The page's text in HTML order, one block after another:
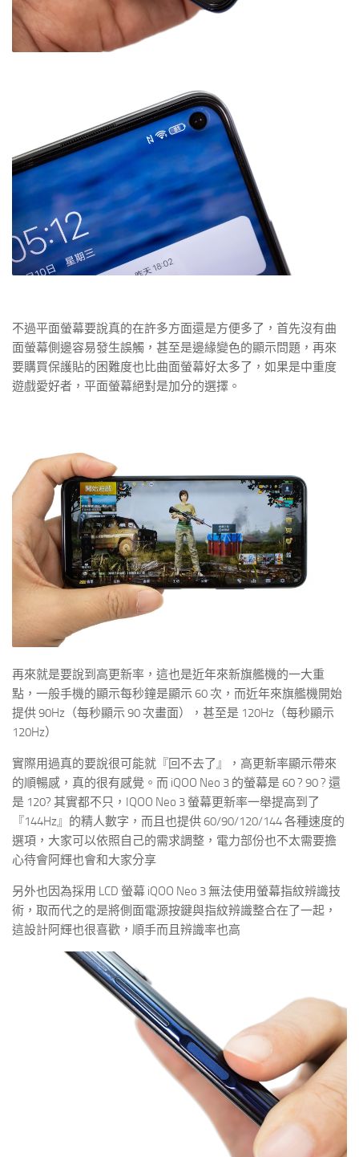
不過平面螢幕要說真的在許多方面還是方便多了，首先沒有曲
面螢幕側邊容易發生誤觸，甚至是邊緣變色的顯示問題，再來
要購買保護貼的困難度也比曲面螢幕好太多了，如果是中重度
遊戲愛好者，平面螢幕絕對是加分的選擇。
再來就是要說到高更新率，這也是近年來新旗艦機的一大重
點，一般手機的顯示每秒鐘是顯示 60 次，而近年來旗艦機開始
提供 90Hz（每秒顯示 90 次畫面），甚至是 120Hz（每秒顯示
120Hz）
實際用過真的要說很可能就『回不去了』，高更新率顯示帶來
的順暢感，真的很有感覺。而 iQOO Neo 3 的螢幕是 60 ? 90 ? 還
是 120? 其實都不只，IQOO Neo 3 螢幕更新率一舉提高到了
『144Hz』的精人數字，而且也提供 60/90/120/144 各種速度的
選項，大家可以依照自己的需求調整，電力部份也不太需要擔
心待會阿輝也會和大家分享
另外也因為採用 LCD 螢幕 iQOO Neo 3 無法使用螢幕指紋辨識技
術，取而代之的是將側面電源按鍵與指紋辨識整合在了一起，
這設計阿輝也很喜歡，順手而且辨識率也高